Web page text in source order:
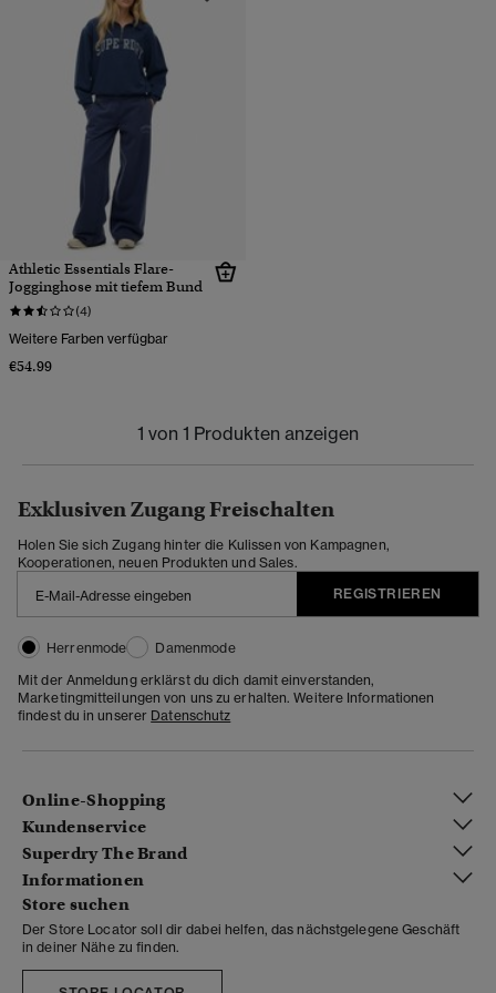
Athletic Essentials Flare-
Jogginghose mit tiefem Bund
(4)
Weitere Farben verfügbar
€54.99
1 von 1 Produkten anzeigen
Exklusiven Zugang Freischalten
Holen Sie sich Zugang hinter die Kulissen von Kampagnen,
Kooperationen, neuen Produkten und Sales.
REGISTRIEREN
Herrenmode
Damenmode
Mit der Anmeldung erklärst du dich damit einverstanden,
Marketingmitteilungen von uns zu erhalten. Weitere Informationen
findest du in unserer Datenschutz
Online-Shopping
Kundenservice
Superdry The Brand
Informationen
Store suchen
Der Store Locator soll dir dabei helfen, das nächstgelegene Geschäft
in deiner Nähe zu finden.